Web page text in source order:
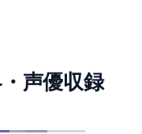
声優収録